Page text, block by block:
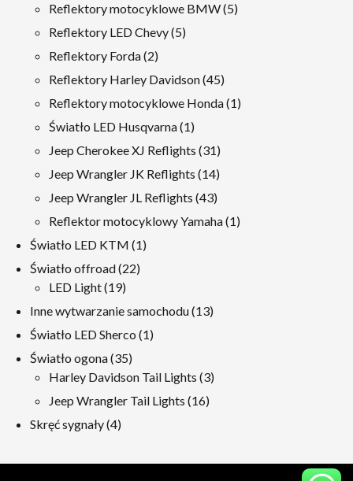
produkty
Reflektory motocyklowe BMW 55
Reflektory LED Chevy 55
Reflektory Forda 22
produkty
Reflektory Harley Davidson 4545
produkty
Reflektory motocyklowe Honda 11
Światło LED Husqvarna 11
produkt
Jeep Cherokee XJ Reflights 3131
produkty
Jeep Wrangler JK Reflights 1414
produkty
Jeep Wrangler JL Reflights 4343
produkty
Reflektor motocyklowy Yamaha 11
Światło LED KTM 11
Światło offroad 2222
LED Light 1919
produkty
Inne wytwarzanie samochodu 1313
Światło LED Sherco 11
Światło ogona 3535
produkty
Harley Davidson Tail Lights 33
Jeep Wrangler Tail Lights 1616
Skręć sygnały 44